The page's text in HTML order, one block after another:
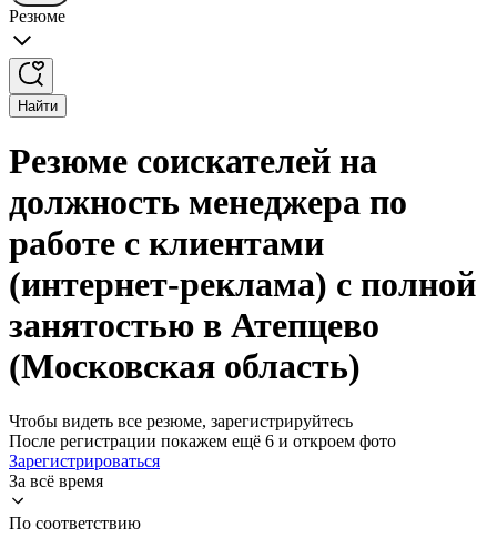
Резюме
Найти
Резюме соискателей на
должность менеджера по
работе с клиентами
(интернет-реклама) с полной
занятостью в Атепцево
(Московская область)
Чтобы видеть все резюме, зарегистрируйтесь
После регистрации покажем ещё 6 и откроем фото
Зарегистрироваться
За всё время
По соответствию